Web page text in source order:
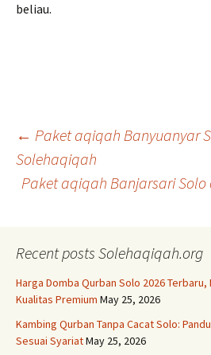
beliau.
Post
navigation
← Paket aqiqah Banyuanyar
Solehaqiqah
Paket aqiqah Banjarsari
Recent posts Solehaqiqah.org
Harga Domba Qurban Solo 2026 Terbaru,
Kualitas Premium May 25, 2026
Kambing Qurban Tanpa Cacat Solo:
Sesuai SyariatMay 25, 2026